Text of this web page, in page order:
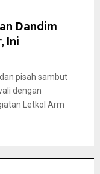
Dandim
Ini
pisah sambut
dengan
Letkol Arm